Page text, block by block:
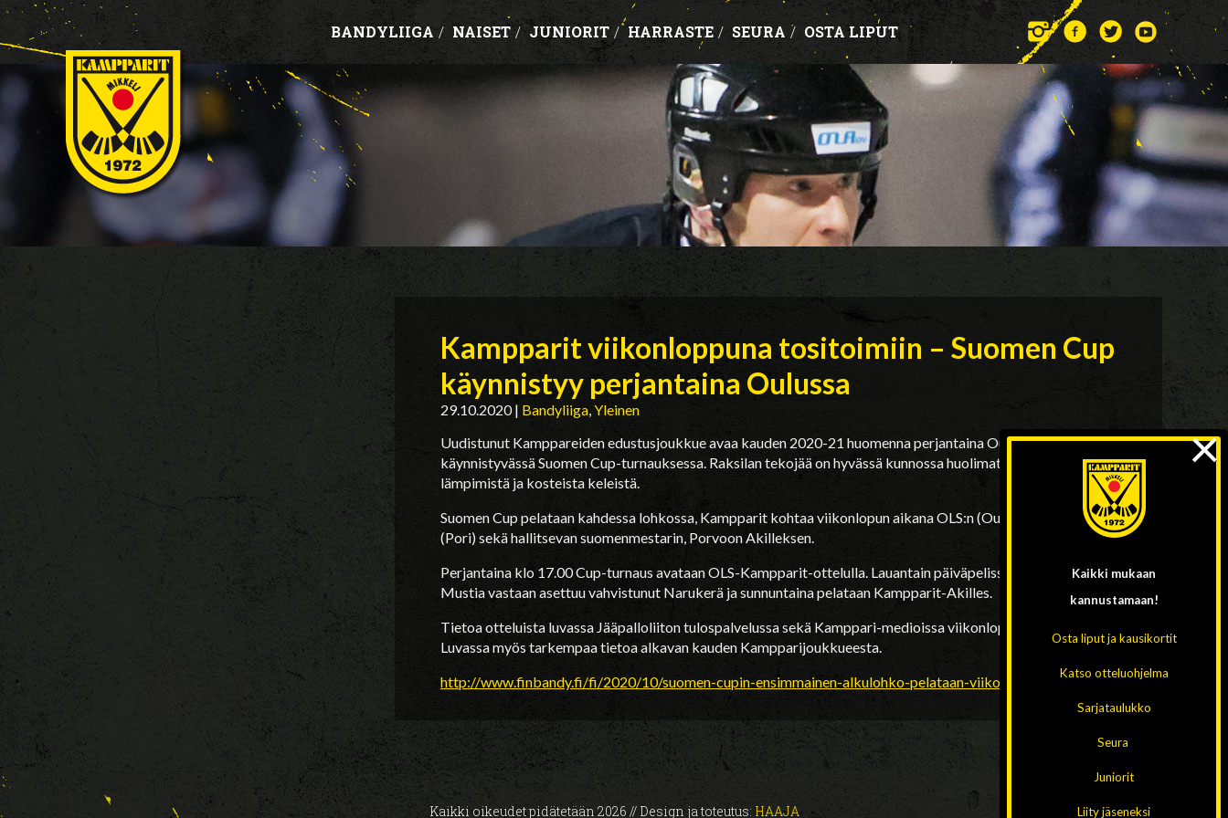
BANDYLIIGA / NAISET / JUNIORIT / HARRASTE / SEURA / OSTA LIPUT
Kampparit viikonloppuna tositoimiin – Suomen Cup
käynnistyy perjantaina Oulussa
29.10.2020| Bandyliiga,Yleinen
Uudistunut Kamppareiden edustusjoukkue avaa kauden 2020-21 huomenna perjantaina Oulussa
käynnistyvässä Suomen Cup-turnauksessa. Raksilan tekojää on hyvässä kunnossa huolimatta kuluneen viikon
lämpimistä ja kosteista keleistä.
Suomen Cup pelataan kahdessa lohkossa, Kampparit kohtaa viikonlopun aikana OLS:n (Oulu), Narukerän
(Pori) sekä hallitsevan suomenmestarin, Porvoon Akilleksen.
Perjantaina klo 17.00 Cup-turnaus avataan OLS-Kampparit-ottelulla. Lauantain päiväpelissä klo 13.00
Mustia vastaan asettuu vahvistunut Narukerä ja sunnuntaina pelataan Kampparit-Akilles.
Tietoa otteluista luvassa Jääpalloliiton tulospalvelussa sekä Kamppari-medioissa viikonlopun mittaan.
Luvassa myös tarkempaa tietoa alkavan kauden Kampparijoukkueesta.
http://www.finbandy.fi/fi/2020/10/suomen-cupin-ensimmainen-alkulohko-pelataan-viikonloppuna/
Kaikki oikeudet pidätetään 2026 // Design ja toteutus: HAAJA
Kaikki mukaan
kannustamaan!
Osta liput ja kausikortit
Katso otteluohjelma
Sarjataulukko
Seura
Juniorit
Liity jäseneksi
×